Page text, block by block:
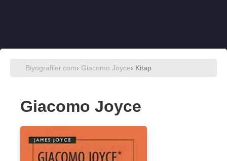
Biyografiler.com› Giacomo Joyce› Kitap
Giacomo Joyce